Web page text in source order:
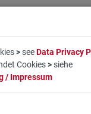
>seeData Privacy
Cookies>siehe
/ Impressum